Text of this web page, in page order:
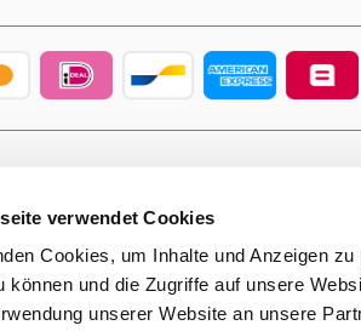
verwendet Cookies
Cookies, um Inhalte und Anzeigen
können und die Zugriffe auf unsere
unserer Website an unsere